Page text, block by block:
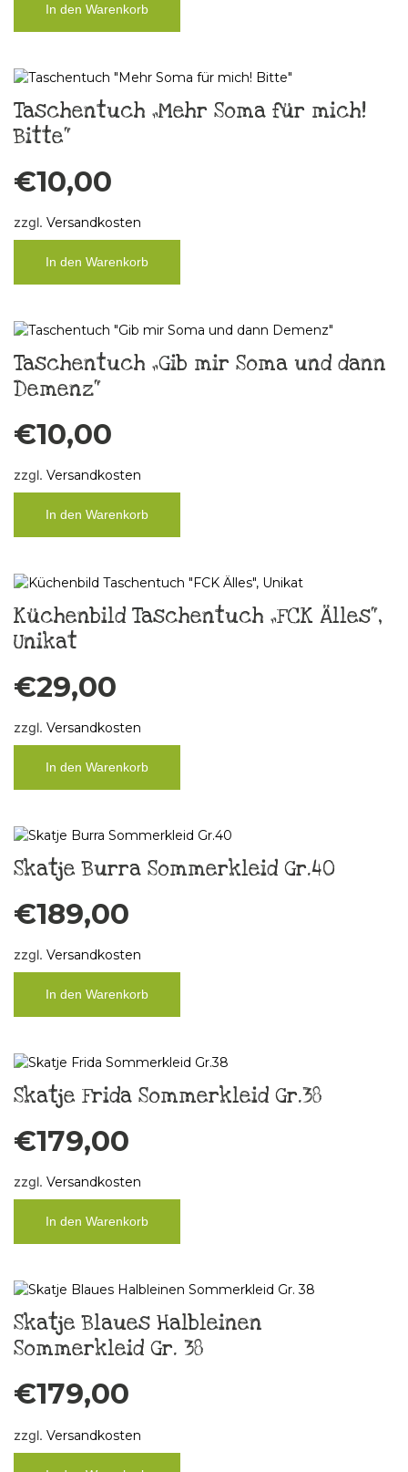
In den Warenkorb
Taschentuch „Mehr Soma für mich!
Bitte“
€10,00
zzgl. Versandkosten
In den Warenkorb
Taschentuch „Gib mir Soma und dann
Demenz“
€10,00
zzgl. Versandkosten
In den Warenkorb
Küchenbild Taschentuch „FCK Älles“,
Unikat
€29,00
zzgl. Versandkosten
In den Warenkorb
Skatje Burra Sommerkleid Gr.40
€189,00
zzgl. Versandkosten
In den Warenkorb
Skatje Frida Sommerkleid Gr.38
€179,00
zzgl. Versandkosten
In den Warenkorb
Skatje Blaues Halbleinen
Sommerkleid Gr. 38
€179,00
zzgl. Versandkosten